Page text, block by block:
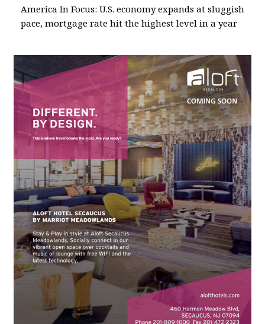
America In Focus: U.S. economy expands at sluggish
pace, mortgage rate hit the highest level in a year